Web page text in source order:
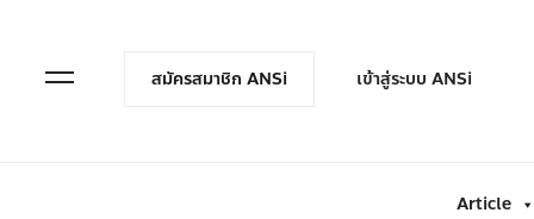
Open Menuสมัครสมาชิก ANSi เข้าสู่ระบบ ANSi
Article